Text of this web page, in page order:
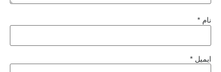
نام *
ایمیل *